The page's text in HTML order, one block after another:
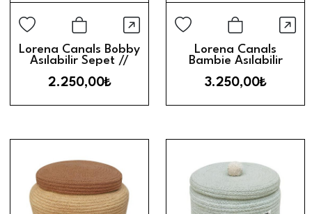
Sepete Ekle
Hızlı Görünüm
Lorena Canals Bobby
Asılabilir Sepet //
2.250,00₺
Sepete
Lorena Canals
Bambie Asılabilir
3.250,00₺